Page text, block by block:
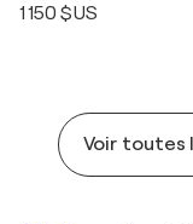
1 150 $US
Voir toutes